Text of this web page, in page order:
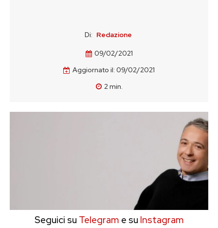
Di: Redazione
09/02/2021
Aggiornato il: 09/02/2021
2min.
Seguici su Telegram e su Instagram